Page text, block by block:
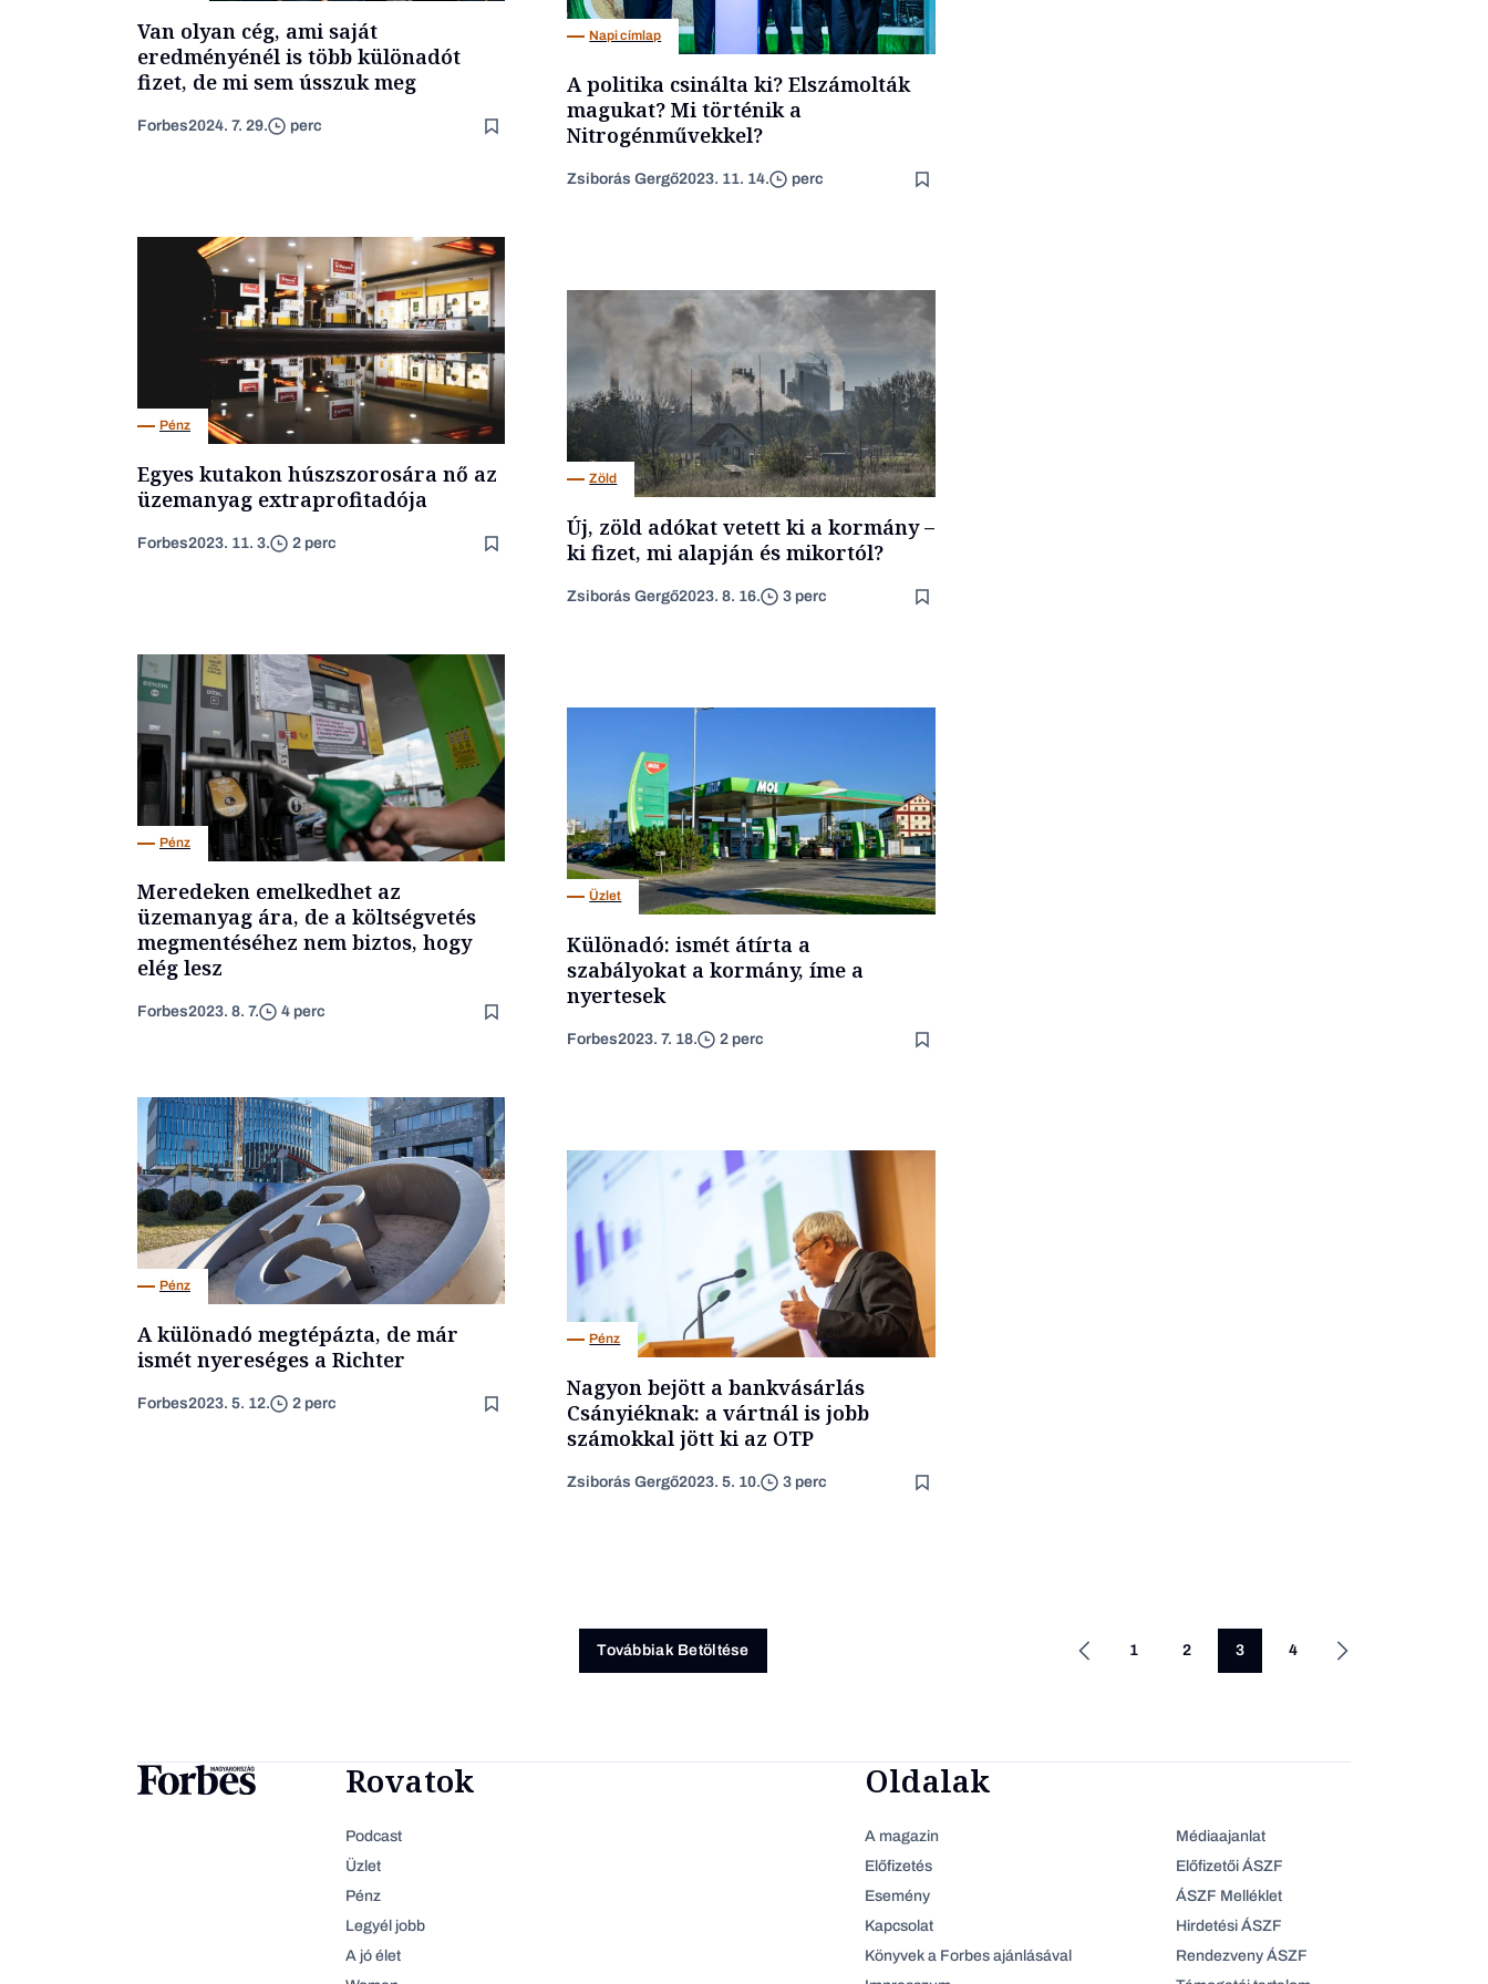
Van olyan cég, ami saját
eredményénél is több különadót
fizet, de mi sem ússzuk meg
Forbes2024. 7. 29. perc
Napi címlap
A politika csinálta ki? Elszámolták
magukat? Mi történik a
Nitrogénművekkel?
Zsiborás Gergő2023. 11. 14. perc
Pénz
Egyes kutakon húszszorosára nő az
üzemanyag extraprofitadója
Forbes2023. 11. 3. 2 perc
Zöld
Új, zöld adókat vetett ki a kormány –
ki fizet, mi alapján és mikortól?
Zsiborás Gergő2023. 8. 16. 3 perc
Pénz
Meredeken emelkedhet az
üzemanyag ára, de a költségvetés
megmentéséhez nem biztos, hogy
elég lesz
Forbes2023. 8. 7. 4 perc
Üzlet
Különadó: ismét átírta a
szabályokat a kormány, íme a
nyertesek
Forbes2023. 7. 18. 2 perc
Pénz
A különadó megtépázta, de már
ismét nyereséges a Richter
Forbes2023. 5. 12. 2 perc
Pénz
Nagyon bejött a bankvásárlás
Csányiéknak: a vártnál is jobb
számokkal jött ki az OTP
Zsiborás Gergő2023. 5. 10. 3 perc
Továbbiak Betöltése 1 2 3 4
Rovatok
Podcast
Üzlet
Pénz
Legyél jobb
A jó élet
Oldalak
A magazin
Előfizetés
Esemény
Kapcsolat
Könyvek a Forbes ajánlásával
Médiaajanlat
Előfizetői ÁSZF
ÁSZF Melléklet
Hirdetési ÁSZF
Rendezveny ÁSZF